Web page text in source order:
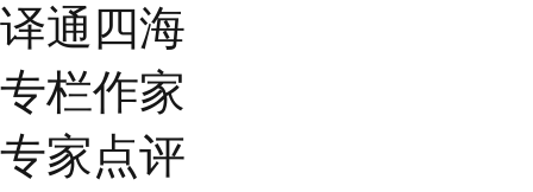
译通四海
专栏作家
专家点评